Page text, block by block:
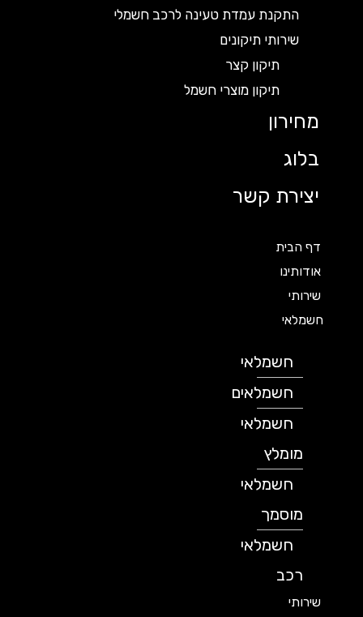
התקנת עמדת טעינה לרכב חשמלי
שירותי תיקונים
תיקון קצר
תיקון מוצרי חשמל
מחירון
בלוג
יצירת קשר
דף הבית
אודותינו
שירותי
חשמלאי
חשמלאי
חשמלאים
חשמלאי
מומלץ
חשמלאי
מוסמך
חשמלאי
שירותי